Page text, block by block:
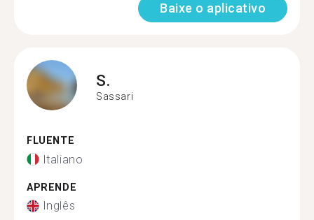
Baixe o aplicativo
S.
Sassari
FLUENTE
Italiano
APRENDE
Inglês